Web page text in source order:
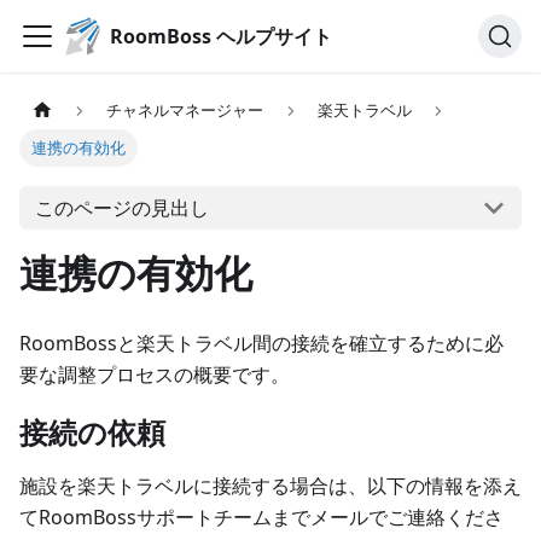
RoomBoss ヘルプサイト
チャネルマネージャー
楽天トラベル
連携の有効化
このページの見出し
連携の有効化
RoomBossと楽天トラベル間の接続を確立するために必
要な調整プロセスの概要です。
接続の依頼
施設を楽天トラベルに接続する場合は、以下の情報を添え
てRoomBossサポートチームまでメールでご連絡くださ